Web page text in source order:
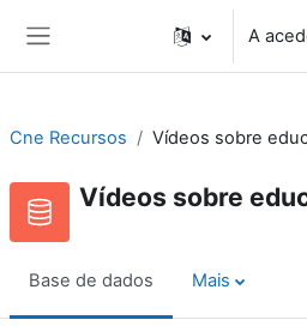
A
Cne Recursos Vídeos sobre
Vídeos sobre
Base de dados Mais